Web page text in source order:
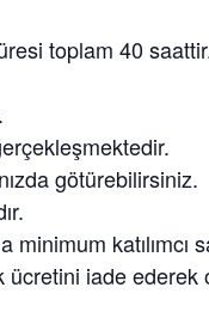
toplam 40
götürebilirsiniz.
katılımcı
ücretini iade